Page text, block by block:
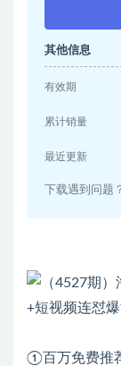
其他信息
有效期
累计销量
最近更新
下载遇到问题
①百万免费推